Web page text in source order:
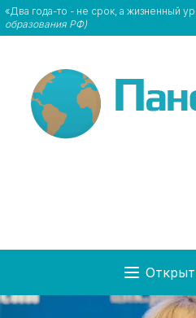
«Два года-то - не срок, а жизненный
образования РФ)